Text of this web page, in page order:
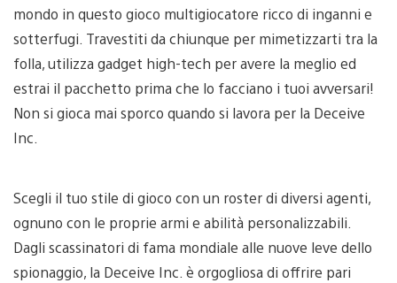
mondo in questo gioco multigiocatore ricco di inganni e
sotterfugi. Travestiti da chiunque per mimetizzarti tra la
folla, utilizza gadget high-tech per avere la meglio ed
estrai il pacchetto prima che lo facciano i tuoi avversari!
Non si gioca mai sporco quando si lavora per la Deceive
Inc.
Scegli il tuo stile di gioco con un roster di diversi agenti,
ognuno con le proprie armi e abilità personalizzabili.
Dagli scassinatori di fama mondiale alle nuove leve dello
spionaggio, la Deceive Inc. è orgogliosa di offrire pari